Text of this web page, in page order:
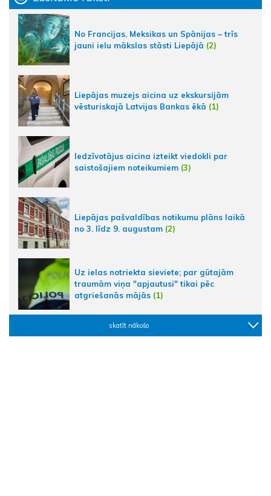
No Francijas, Meksikas un Spānijas – trīs
jauni ielu mākslas stāsti Liepājā (2)
Liepājas muzejs aicina uz ekskursijām
vēsturiskajā Latvijas Bankas ēkā (1)
Iedzīvotājus aicina izteikt viedokli par
saistošajiem noteikumiem (3)
Liepājas pašvaldības notikumu plāns laikā
no 3. līdz 9. augustam (2)
Uz ielas notriekta sieviete; par gūtajām
traumām viņa "apjautusi" tikai pēc
atgriešanās mājās (1)
skatīt nākošo